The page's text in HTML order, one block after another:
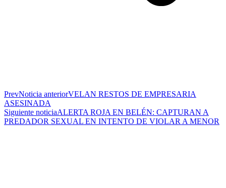
PrevNoticia anteriorVELAN RESTOS DE EMPRESARIA
ASESINADA
Siguiente noticiaALERTA ROJA EN BELÉN: CAPTURAN A
PREDADOR SEXUAL EN INTENTO DE VIOLAR A MENOR